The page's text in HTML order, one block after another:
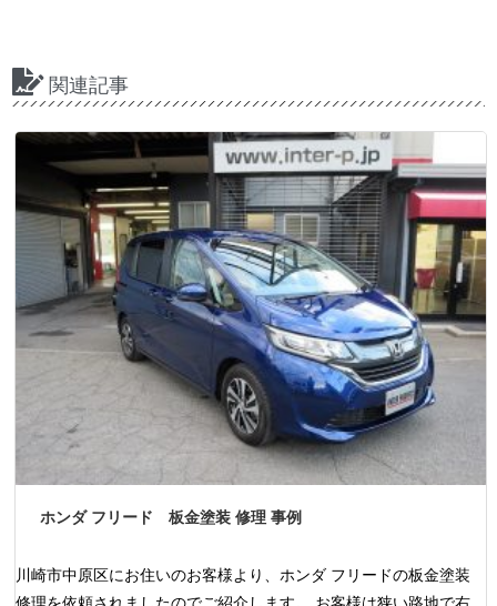
関連記事
ホンダ フリード 板金塗装 修理 事例
川崎市中原区にお住いのお客様より、ホンダ フリードの板金塗装